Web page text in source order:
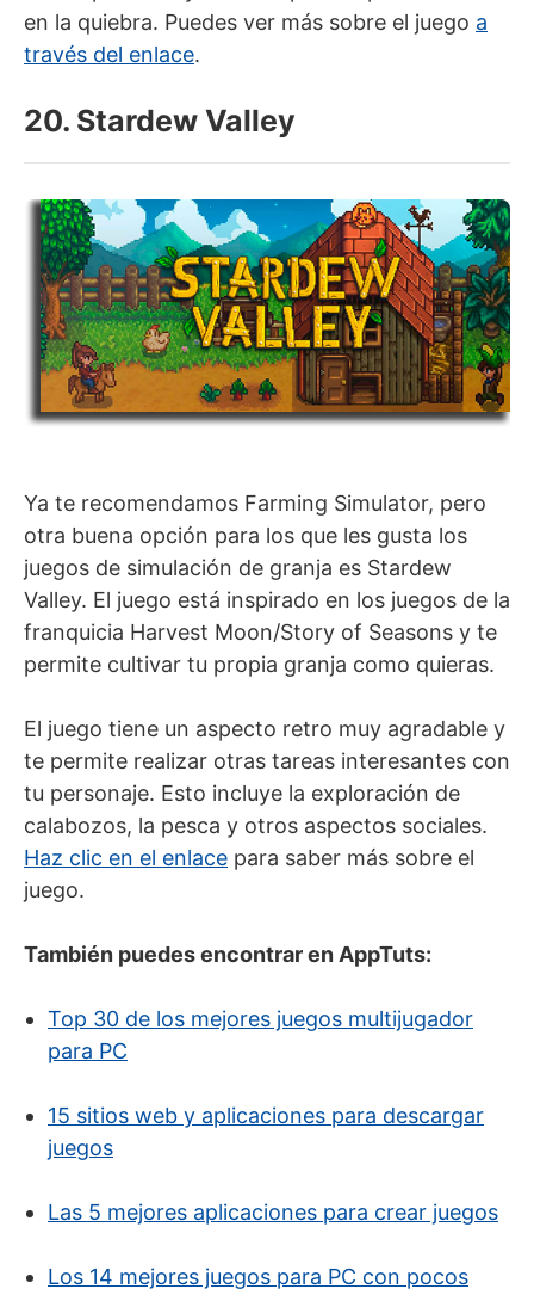
en la quiebra. Puedes ver más sobre el juego a
través del enlace.
20. Stardew Valley
Ya te recomendamos Farming Simulator, pero
otra buena opción para los que les gusta los
juegos de simulación de granja es Stardew
Valley. El juego está inspirado en los juegos de la
franquicia Harvest Moon/Story of Seasons y te
permite cultivar tu propia granja como quieras.
El juego tiene un aspecto retro muy agradable y
te permite realizar otras tareas interesantes con
tu personaje. Esto incluye la exploración de
calabozos, la pesca y otros aspectos sociales.
Haz clic en el enlace para saber más sobre el
juego.
También puedes encontrar en AppTuts:
Top 30 de los mejores juegos multijugador
para PC
15 sitios web y aplicaciones para descargar
juegos
Las 5 mejores aplicaciones para crear juegos
Los 14 mejores juegos para PC con pocos